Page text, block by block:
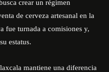
crear un régimen
de cerveza artesanal en la
fue turnada a comisiones y,
estatus.
mantiene una diferencia